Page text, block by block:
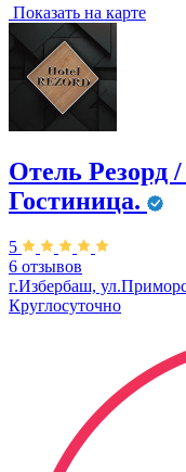
Показать на карте
Отель Резорд
Гостиница.
5
6 отзывов
г.Избербаш,
Круглосуточно